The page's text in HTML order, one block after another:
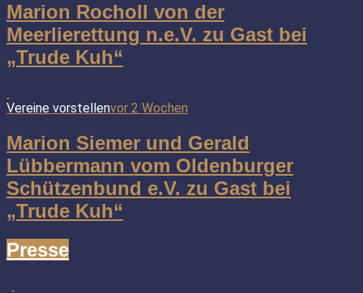
Marion Rocholl von der
Meerlierettung n.e.V. zu Gast bei
„Trude Kuh“
Vereine vorstellenvor 2 Wochen
Marion Siemer und Gerald
Lübbermann vom Oldenburger
Schützenbund e.V. zu Gast bei
„Trude Kuh“
Presse